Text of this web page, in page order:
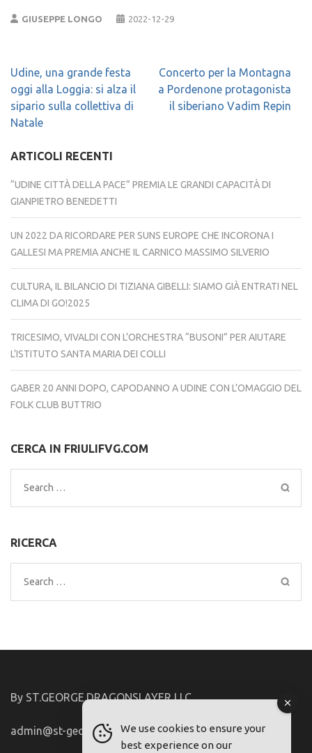
GIUSEPPE LONGO 2022-12-29
Navigazione
articoli
Udine, una grande festa
oggi alla Loggia: si alza il
sipario sulla collettiva di
Natale
Concerto per la Montagna
a Pordenone protagonista
il siberiano Vadim Repin
ARTICOLI RECENTI
“UDINE CITTÀ DELLA PACE” PREMIA LE GRANDI CAPACITÀ DI
GIANPIETRO BENEDETTI
UN 2022 DA RICORDARE PER SUNS EUROPE CHE INCORONA I
GALLESI MA PREMIA ANCHE IL CARNICO MASSIMO SILVERIO
CULTURA, IL BILANCIO DI TIZIANA GIBELLI: SIAMO GIÀ ENTRATI NEL
CLIMA DI GO!2025
TRICESIMO, VIVALDI CON L’ORCHESTRA “BUSONI” PER AIUTARE
L’ISTITUTO SANTA MARIA DEI COLLI
GABER 20 ANNI DOPO, CAPODANNO A UDINE CON L’OMAGGIO DEL
FOLK CLUB BUTTRIO
CERCA IN FRIULIFVG.COM
Search
for:
RICERCA
Search
for:
By ST.GEORGE.DRAGONSLAYER LLC
admin@st-george-dragonslayer.comWe use cookies to ensure your
best experience on our